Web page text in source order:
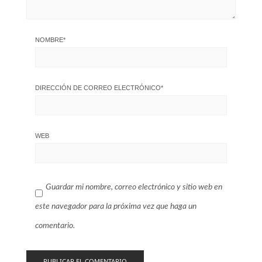
NOMBRE*
DIRECCIÓN DE CORREO ELECTRÓNICO*
WEB
Guardar mi nombre, correo electrónico y sitio web en
este navegador para la próxima vez que haga un
comentario.